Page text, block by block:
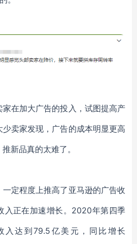
在加大广告的投入，试图提高产
卖家发现，广告的成本明显更高
新品真的太难了。
定程度上推高了 亚马逊的广告收
入 正在加速增长。 2020年第四季
入达到79.5亿美元，同比增长